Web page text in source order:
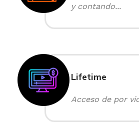
y contando...
Lifetime
Acceso de por